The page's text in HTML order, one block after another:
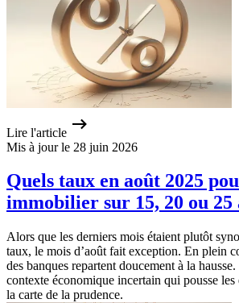
Lire l'article
Mis à jour le 28 juin 2026
Quels taux en août 2025
immobilier sur 15, 20 ou 25
Alors que les derniers mois étaient plutôt
taux, le mois d’août fait exception. En plein
des banques repartent doucement à la
contexte économique incertain qui pousse les
la carte de la prudence.